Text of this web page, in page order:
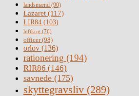
landsmænd (90)
Lazaret (117)
LIR84 (103)
luftkrig (76)
officer(98)
orlov (136)
rationering (194)
RIR86 (146)
savnede (175)
skyttegravsliv (289)